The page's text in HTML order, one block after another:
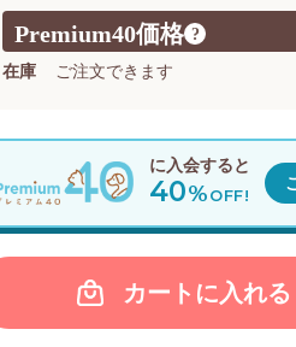
Premium40価格 ?
在庫 ご注文できます
カートに入れる
に入会すると
40%OFF!